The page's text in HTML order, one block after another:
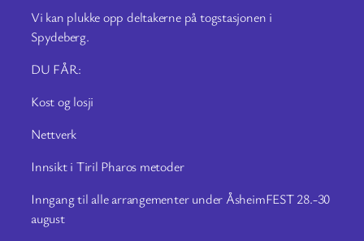
Vi kan plukke opp deltakerne på togstasjonen i
Spydeberg.
DU FÅR:
Kost og losji
Nettverk
Innsikt i Tiril Pharos metoder
Inngang til alle arrangementer under ÅsheimFEST 28.-30
august